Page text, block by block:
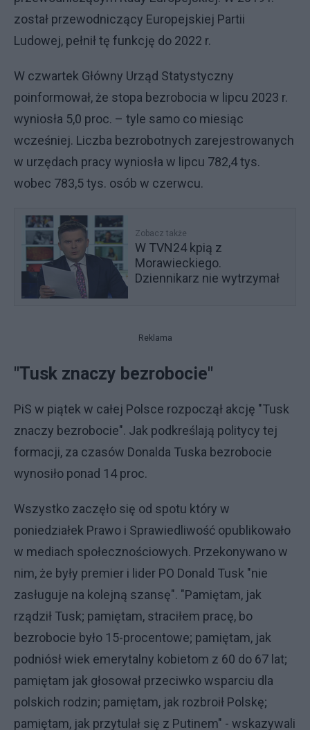
został przewodniczący Europejskiej Partii
Ludowej, pełnił tę funkcję do 2022 r.
W czwartek Główny Urząd Statystyczny
poinformował, że stopa bezrobocia w lipcu 2023 r.
wyniosła 5,0 proc. – tyle samo co miesiąc
wcześniej. Liczba bezrobotnych zarejestrowanych
w urzędach pracy wyniosła w lipcu 782,4 tys.
wobec 783,5 tys. osób w czerwcu.
Zobacz także
W TVN24 kpią z
Morawieckiego.
Dziennikarz nie wytrzymał
Reklama
"Tusk znaczy bezrobocie"
PiS w piątek w całej Polsce rozpoczął akcję "Tusk
znaczy bezrobocie". Jak podkreślają politycy tej
formacji, za czasów Donalda Tuska bezrobocie
wynosiło ponad 14 proc.
Wszystko zaczęło się od spotu który w
poniedziałek Prawo i Sprawiedliwość opublikowało
w mediach społecznościowych. Przekonywano w
nim, że były premier i lider PO Donald Tusk "nie
zasługuje na kolejną szansę". "Pamiętam, jak
rządził Tusk; pamiętam, straciłem pracę, bo
bezrobocie było 15-procentowe; pamiętam, jak
podniósł wiek emerytalny kobietom z 60 do 67 lat;
pamiętam jak głosował przeciwko wsparciu dla
polskich rodzin; pamiętam, jak rozbroił Polskę;
pamiętam, jak przytulał się z Putinem" - wskazywali